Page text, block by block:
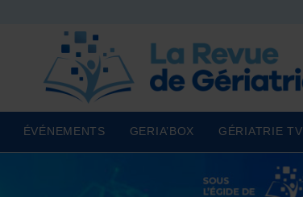
ÉVÉNEMENTS GERIA’BOX GÉRIATRIE TV